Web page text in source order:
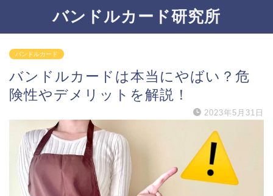
バンドルカード研究所
バンドルカード
バンドルカードは本当にやばい？危
険性やデメリットを解説！
2023年5月31日